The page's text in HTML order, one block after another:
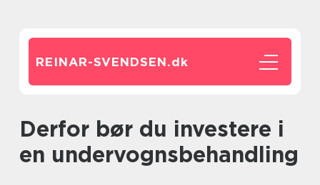
REINAR-SVENDSEN.dk
Derfor bør du investere i
en undervognsbehandling